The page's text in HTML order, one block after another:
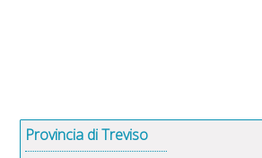
Provincia di Treviso